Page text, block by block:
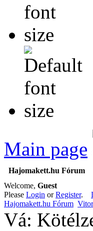
Main page
Hajomakett.hu Fórum
Welcome, Guest
Please Login orRegister.
Hajomakett.hu Fórum
Vá: